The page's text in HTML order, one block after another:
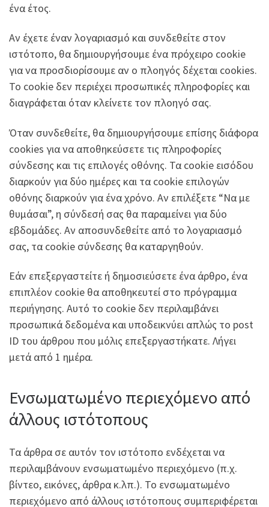
ένα έτος.
Αν έχετε έναν λογαριασμό και συνδεθείτε στον
ιστότοπο, θα δημιουργήσουμε ένα πρόχειρο cookie
για να προσδιορίσουμε αν ο πλοηγός δέχεται cookies.
Το cookie δεν περιέχει προσωπικές πληροφορίες και
διαγράφεται όταν κλείνετε τον πλοηγό σας.
Όταν συνδεθείτε, θα δημιουργήσουμε επίσης διάφορα
cookies για να αποθηκεύσετε τις πληροφορίες
σύνδεσης και τις επιλογές οθόνης. Τα cookie εισόδου
διαρκούν για δύο ημέρες και τα cookie επιλογών
οθόνης διαρκούν για ένα χρόνο. Αν επιλέξετε “Να με
θυμάσαι”, η σύνδεσή σας θα παραμείνει για δύο
εβδομάδες. Αν αποσυνδεθείτε από το λογαριασμό
σας, τα cookie σύνδεσης θα καταργηθούν.
Εάν επεξεργαστείτε ή δημοσιεύσετε ένα άρθρο, ένα
επιπλέον cookie θα αποθηκευτεί στο πρόγραμμα
περιήγησης. Αυτό το cookie δεν περιλαμβάνει
προσωπικά δεδομένα και υποδεικνύει απλώς το post
ID του άρθρου που μόλις επεξεργαστήκατε. Λήγει
μετά από 1 ημέρα.
Ενσωματωμένο περιεχόμενο από
άλλους ιστότοπους
Τα άρθρα σε αυτόν τον ιστότοπο ενδέχεται να
περιλαμβάνουν ενσωματωμένο περιεχόμενο (π.χ.
βίντεο, εικόνες, άρθρα κ.λπ.). Το ενσωματωμένο
περιεχόμενο από άλλους ιστότοπους συμπεριφέρεται